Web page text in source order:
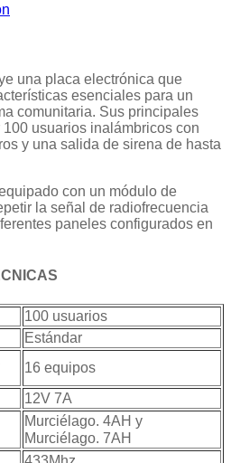
una placa electrónica que
esenciales para un
comunitaria. Sus principales
usuarios inalámbricos con
y una salida de sirena de hasta
con un módulo de
la señal de radiofrecuencia
paneles configurados en
100 usuarios
Estándar
16 equipos
12V 7A
Murciélago. 4AH y
Murciélago. 7AH